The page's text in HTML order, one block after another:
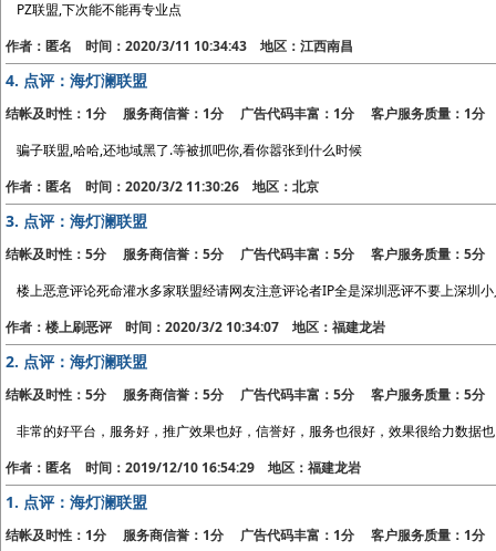
PZ联盟,下次能不能再专业点
作者：匿名 时间：2020/3/11 10:34:43 地区：江西南昌
4. 点评：海灯澜联盟
结帐及时性：1分 服务商信誉：1分 广告代码丰富：1分 客户服务质量：1分
骗子联盟,哈哈,还地域黑了.等被抓吧你,看你嚣张到什么时候
作者：匿名 时间：2020/3/2 11:30:26 地区：北京
3. 点评：海灯澜联盟
结帐及时性：5分 服务商信誉：5分 广告代码丰富：5分 客户服务质量：5分
楼上恶意评论死命灌水多家联盟经请网友注意评论者IP全是深圳恶评不要上深圳
作者：楼上刷恶评 时间：2020/3/2 10:34:07 地区：福建龙岩
2. 点评：海灯澜联盟
结帐及时性：5分 服务商信誉：5分 广告代码丰富：5分 客户服务质量：5分
非常的好平台，服务好，推广效果也好，信誉好，服务也很好，效果很给力数据
作者：匿名 时间：2019/12/10 16:54:29 地区：福建龙岩
1. 点评：海灯澜联盟
结帐及时性：1分 服务商信誉：1分 广告代码丰富：1分 客户服务质量：1分